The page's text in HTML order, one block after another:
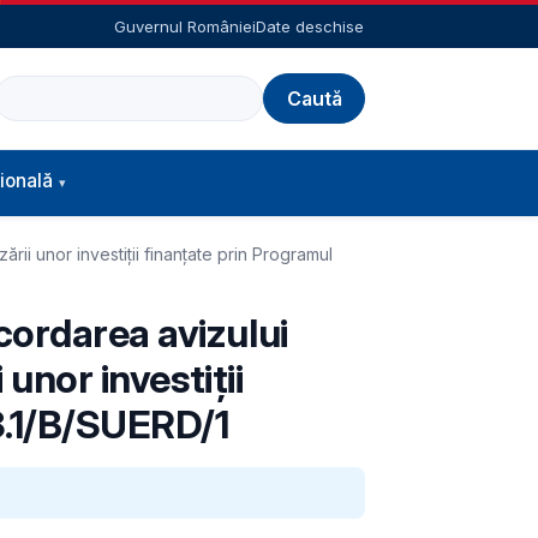
Guvernul RomânieiDate deschise
unor investiții finanțate prin Programul
avizului
investiții
B/SUERD/1